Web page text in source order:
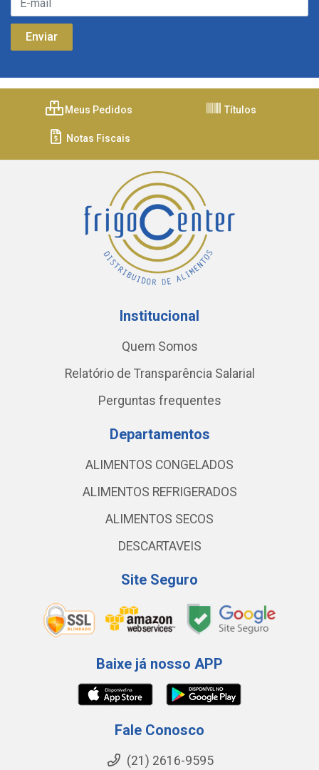
Meus Pedidos Títulos
Notas Fiscais
Institucional
Quem Somos
Relatório de Transparência Salarial
Perguntas frequentes
Departamentos
ALIMENTOS CONGELADOS
ALIMENTOS REFRIGERADOS
ALIMENTOS SECOS
DESCARTAVEIS
Site Seguro
Baixe já nosso APP
Fale Conosco
(21) 2616-9595